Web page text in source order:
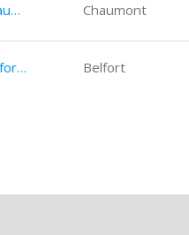
Crédit Immobilier de France Chaumont 34 Rue Toupot de Beveaux Chaumont
Crédit Immobilier de France Belfort Rue Saint Antoine Belfort